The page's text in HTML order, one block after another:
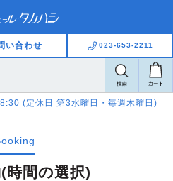
い合わせ 023-653-2211
(定休日 第3水曜日・毎週木曜日)
時間の選択)